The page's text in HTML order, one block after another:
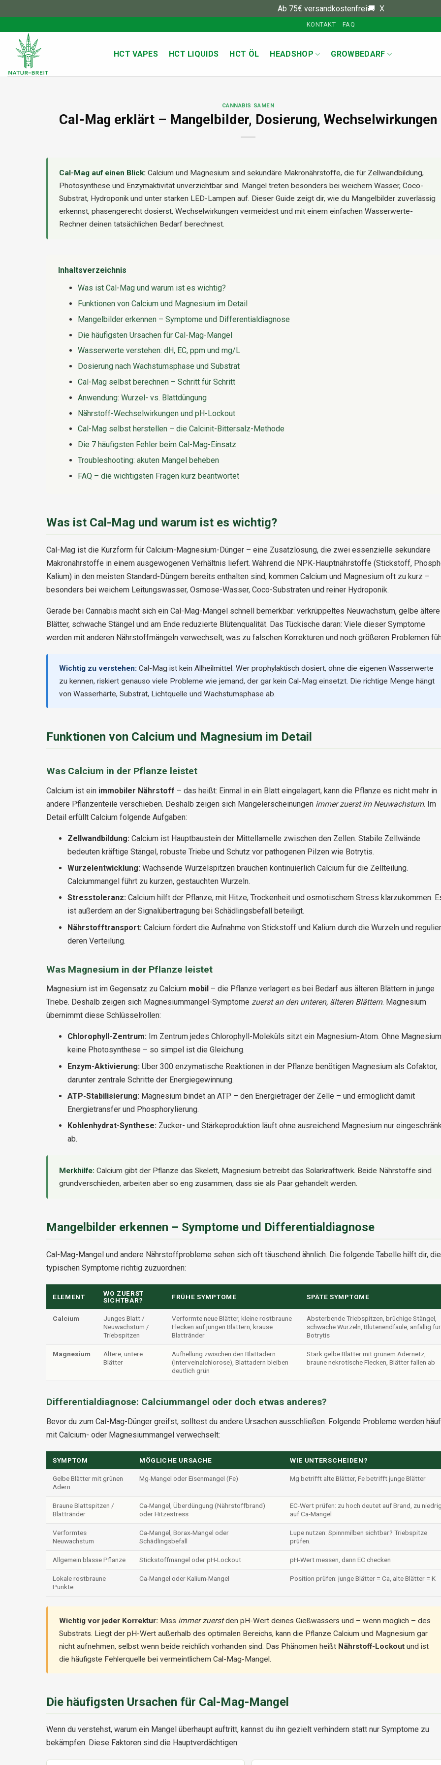
Ab 75€ versandkostenfrei🚚 X
Inhalt
springen
KONTAKT FAQ
HCT VAPES HCT LIQUIDS HCT ÖL HEADSHOP GROWBEDARF
CANNABIS SAMEN
Cal-Mag erklärt – Mangelbilder, Dosierung, Wechselwirkungen
Cal-Mag auf einen Blick: Calcium und Magnesium sind sekundäre Makronährstoffe, die für Zellwandbildung,
Photosynthese und Enzymaktivität unverzichtbar sind. Mängel treten besonders bei weichem Wasser, Coco-
Substrat, Hydroponik und unter starken LED-Lampen auf. Dieser Guide zeigt dir, wie du Mangelbilder zuverlässig
erkennst, phasengerecht dosierst, Wechselwirkungen vermeidest und mit einem einfachen Wasserwerte-
Rechner deinen tatsächlichen Bedarf berechnest.
Inhaltsverzeichnis
Was ist Cal-Mag und warum ist es wichtig?
Funktionen von Calcium und Magnesium im Detail
Mangelbilder erkennen – Symptome und Differentialdiagnose
Die häufigsten Ursachen für Cal-Mag-Mangel
Wasserwerte verstehen: dH, EC, ppm und mg/L
Dosierung nach Wachstumsphase und Substrat
Cal-Mag selbst berechnen – Schritt für Schritt
Anwendung: Wurzel- vs. Blattdüngung
Nährstoff-Wechselwirkungen und pH-Lockout
Cal-Mag selbst herstellen – die Calcinit-Bittersalz-Methode
Die 7 häufigsten Fehler beim Cal-Mag-Einsatz
Troubleshooting: akuten Mangel beheben
FAQ – die wichtigsten Fragen kurz beantwortet
Was ist Cal-Mag und warum ist es wichtig?
Cal-Mag ist die Kurzform für Calcium-Magnesium-Dünger – eine Zusatzlösung, die zwei essenzielle sekundäre
Makronährstoffe in einem ausgewogenen Verhältnis liefert. Während die NPK-Hauptnährstoffe (Stickstoff,
Kalium) in den meisten Standard-Düngern bereits enthalten sind, kommen Calcium und Magnesium oft zu kurz –
besonders bei weichem Leitungswasser, Osmose-Wasser, Coco-Substraten und reiner Hydroponik.
Gerade bei Cannabis macht sich ein Cal-Mag-Mangel schnell bemerkbar: verkrüppeltes Neuwachstum, gelbe ältere
Blätter, schwache Stängel und am Ende reduzierte Blütenqualität. Das Tückische daran: Viele dieser Symptome
werden mit anderen Nährstoffmängeln verwechselt, was zu falschen Korrekturen und noch größeren Problemen
Wichtig zu verstehen: Cal-Mag ist kein Allheilmittel. Wer prophylaktisch dosiert, ohne die eigenen Wasserwerte
zu kennen, riskiert genauso viele Probleme wie jemand, der gar kein Cal-Mag einsetzt. Die richtige Menge hängt
von Wasserhärte, Substrat, Lichtquelle und Wachstumsphase ab.
Funktionen von Calcium und Magnesium im Detail
Was Calcium in der Pflanze leistet
Calcium ist ein immobiler Nährstoff – das heißt: Einmal in ein Blatt eingelagert, kann die Pflanze es nicht mehr in
andere Pflanzenteile verschieben. Deshalb zeigen sich Mangelerscheinungen immer zuerst im Neuwachstum. Im
Detail erfüllt Calcium folgende Aufgaben:
Zellwandbildung: Calcium ist Hauptbaustein der Mittellamelle zwischen den Zellen. Stabile Zellwände
bedeuten kräftige Stängel, robuste Triebe und Schutz vor pathogenen Pilzen wie Botrytis.
Wurzelentwicklung: Wachsende Wurzelspitzen brauchen kontinuierlich Calcium für die Zellteilung.
Calciummangel führt zu kurzen, gestauchten Wurzeln.
Stresstoleranz: Calcium hilft der Pflanze, mit Hitze, Trockenheit und osmotischem Stress klarzukommen.
ist außerdem an der Signalübertragung bei Schädlingsbefall beteiligt.
Nährstofftransport: Calcium fördert die Aufnahme von Stickstoff und Kalium durch die Wurzeln und
deren Verteilung.
Was Magnesium in der Pflanze leistet
Magnesium ist im Gegensatz zu Calcium mobil – die Pflanze verlagert es bei Bedarf aus älteren Blättern in junge
Triebe. Deshalb zeigen sich Magnesiummangel-Symptome zuerst an den unteren, älteren Blättern. Magnesium
übernimmt diese Schlüsselrollen:
Chlorophyll-Zentrum: Im Zentrum jedes Chlorophyll-Moleküls sitzt ein Magnesium-Atom. Ohne
keine Photosynthese – so simpel ist die Gleichung.
Enzym-Aktivierung: Über 300 enzymatische Reaktionen in der Pflanze benötigen Magnesium als Cofaktor,
darunter zentrale Schritte der Energiegewinnung.
ATP-Stabilisierung: Magnesium bindet an ATP – den Energieträger der Zelle – und ermöglicht damit
Energietransfer und Phosphorylierung.
Kohlenhydrat-Synthese: Zucker- und Stärkeproduktion läuft ohne ausreichend Magnesium nur
ab.
Merkhilfe: Calcium gibt der Pflanze das Skelett, Magnesium betreibt das Solarkraftwerk. Beide Nährstoffe sind
grundverschieden, arbeiten aber so eng zusammen, dass sie als Paar gehandelt werden.
Mangelbilder erkennen – Symptome und Differentialdiagnose
Cal-Mag-Mangel und andere Nährstoffprobleme sehen sich oft täuschend ähnlich. Die folgende Tabelle hilft dir, die
typischen Symptome richtig zuzuordnen:
ELEMENT
WO ZUERST
SICHTBAR?
FRÜHE SYMPTOME SPÄTE SYMPTOME
Calcium
Junges Blatt /
Neuwachstum /
Triebspitzen
Verformte neue Blätter, kleine rostbraune
Flecken auf jungen Blättern, krause
Blattränder
Absterbende Triebspitzen, brüchige Stängel,
schwache Wurzeln, Blütenendfäule, anfällig für
Botrytis
Magnesium
Ältere, untere
Blätter
Aufhellung zwischen den Blattadern
(Interveinalchlorose), Blattadern bleiben
deutlich grün
Stark gelbe Blätter mit grünem Adernetz,
braune nekrotische Flecken, Blätter fallen ab
Differentialdiagnose: Calciummangel oder doch etwas anderes?
Bevor du zum Cal-Mag-Dünger greifst, solltest du andere Ursachen ausschließen. Folgende Probleme werden
mit Calcium- oder Magnesiummangel verwechselt:
SYMPTOM MÖGLICHE URSACHE WIE UNTERSCHEIDEN?
Gelbe Blätter mit grünen
Adern
Mg-Mangel oder Eisenmangel (Fe) Mg betrifft alte Blätter, Fe betrifft junge Blätter
Braune Blattspitzen /
Blattränder
Ca-Mangel, Überdüngung (Nährstoffbrand)
oder Hitzestress
EC-Wert prüfen: zu hoch deutet auf Brand, zu
auf Ca-Mangel
Verformtes
Neuwachstum
Ca-Mangel, Borax-Mangel oder
Schädlingsbefall
Lupe nutzen: Spinnmilben sichtbar? Triebspitze
prüfen.
Allgemein blasse Pflanze Stickstoffmangel oder pH-Lockout pH-Wert messen, dann EC checken
Lokale rostbraune
Punkte
Ca-Mangel oder Kalium-Mangel Position prüfen: junge Blätter = Ca, alte Blätter = K
Wichtig vor jeder Korrektur: Miss immer zuerstden pH-Wert deines Gießwassers und – wenn möglich – des
Substrats. Liegt der pH-Wert außerhalb des optimalen Bereichs, kann die Pflanze Calcium und Magnesium gar
nicht aufnehmen, selbst wenn beide reichlich vorhanden sind. Das Phänomen heißt Nährstoff-Lockout und ist
die häufigste Fehlerquelle bei vermeintlichem Cal-Mag-Mangel.
Die häufigsten Ursachen für Cal-Mag-Mangel
Wenn du verstehst, warum ein Mangel überhaupt auftritt, kannst du ihn gezielt verhindern statt nur Symptome zu
bekämpfen. Diese Faktoren sind die Hauptverdächtigen: